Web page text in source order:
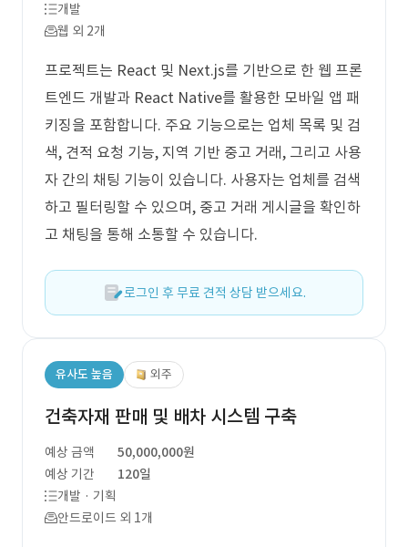
개발
웹 외 2개
프로젝트는 React 및 Next.js를 기반으로 한 웹 프론
트엔드 개발과 React Native를 활용한 모바일 앱 패
키징을 포함합니다. 주요 기능으로는 업체 목록 및 검
색, 견적 요청 기능, 지역 기반 중고 거래, 그리고 사용
자 간의 채팅 기능이 있습니다. 사용자는 업체를 검색
하고 필터링할 수 있으며, 중고 거래 게시글을 확인하
고 채팅을 통해 소통할 수 있습니다.
로그인 후 무료 견적 상담 받으세요.
유사도 높음 외주
건축자재 판매 및 배차 시스템 구축
예상 금액
50,000,000원
예상 기간
120일
개발 · 기획
안드로이드 외 1개